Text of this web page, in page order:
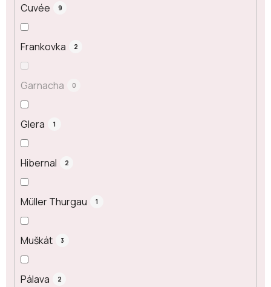
Cuvée 9
Frankovka 2
Garnacha 0
Glera 1
Hibernal 2
Müller Thurgau 1
Muškát 3
Pálava 2